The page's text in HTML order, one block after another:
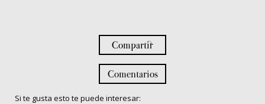
Compartir
Comentarios
Si te gusta esto te puede interesar: